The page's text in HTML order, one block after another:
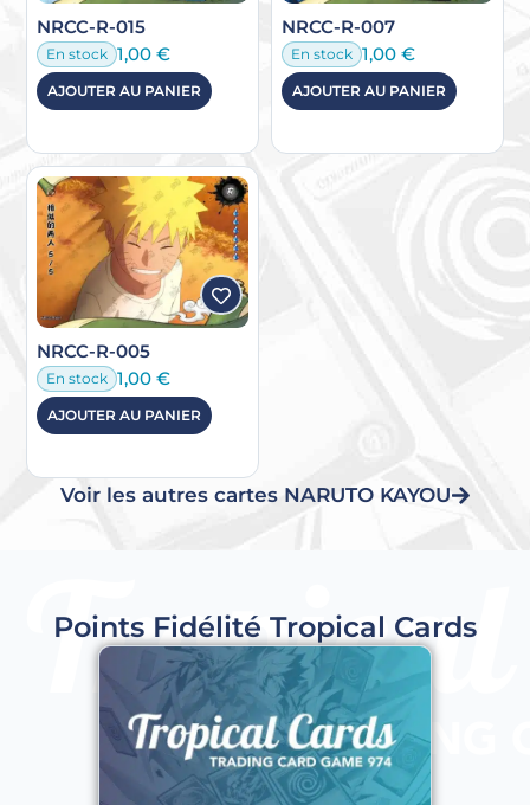
NRCC-R-015
En stock 1,00€
AJOUTER AU PANIER
NRCC-R-007
En stock 1,00 €
AJOUTER AU PANIER
NRCC-R-005
En stock 1,00€
AJOUTER AU PANIER
Voir les autres cartes NARUTO KAYOU
Points Fidélité Tropical Cards